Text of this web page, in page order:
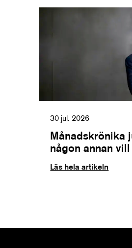
30 jul. 2026
Månadskrönika
någon annan
Läs hela artikeln